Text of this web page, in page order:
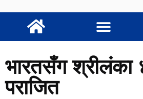
भारतसँग
पराजित